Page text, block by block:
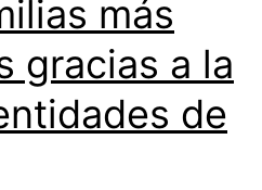
más
gracias a la
de